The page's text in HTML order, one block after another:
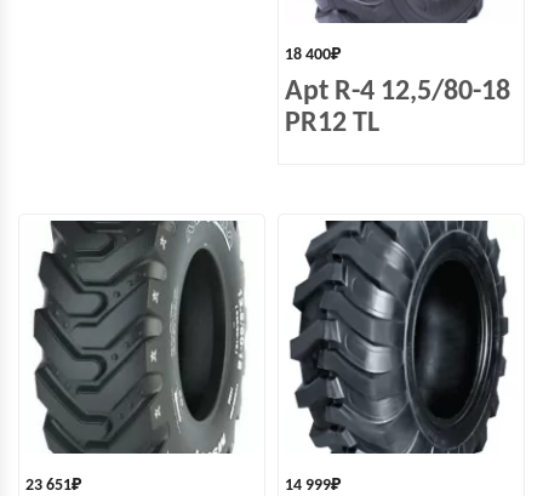
18 400₽
Apt R-4 12,5/80-18
PR12 TL
23 651₽ 14 999₽